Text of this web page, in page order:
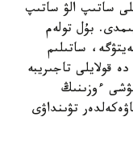
ساتىپ الۋ ساتىپ
بۇل تولەم
ساتىلىم
قولايلى تاجىريبە
ءوزىنىڭ
تۋىنداۋى